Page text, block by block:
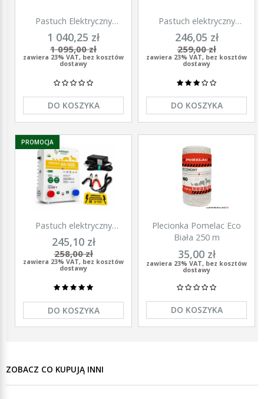
Pastuch Elektryczny
Elektryzator uniwersalny
Pomelac AS-7900 7,9 Jula
1 040,25 zł
1 095,00 zł
zawiera 23% VAT, bez kosztów
dostawy
DO KOSZYKA
Pastuch elektryczny
elektryzator uniwersalny z
zasilaczem 9/12/230V
Unitra - U1000
246,05 zł
259,00 zł
zawiera 23% VAT, bez kosztów
dostawy
DO KOSZYKA
Pastuch elektryczny
polski elektryzator
uniwersalny Agronet AS-
1100 12V/230
245,10 zł
258,00 zł
zawiera 23% VAT, bez kosztów
dostawy
DO KOSZYKA
PROMOCJA
Plecionka Pomelac Eco
Biała 250 m
35,00 zł
zawiera 23% VAT, bez kosztów
dostawy
DO KOSZYKA
ZOBACZ CO KUPUJĄ INNI